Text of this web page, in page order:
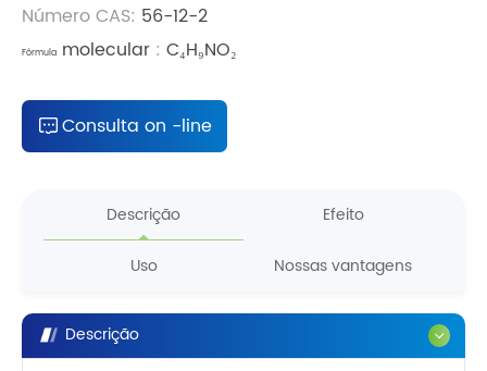
Número CAS: 56-12-2
Fórmula molecular : C₄H₉NO₂
Consulta on -line
Descrição Efeito
Uso Nossas vantagens
Descrição